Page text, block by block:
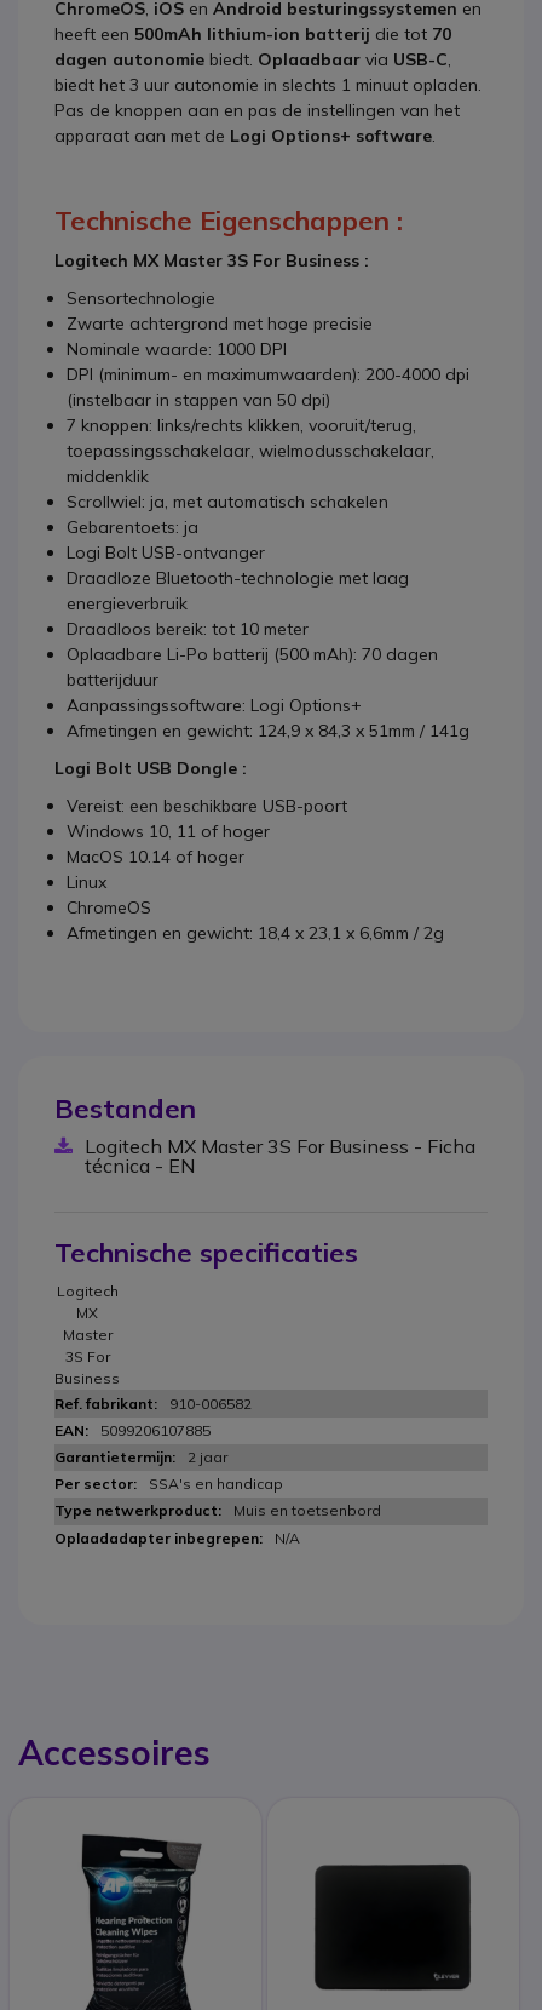
ChromeOS iOS en Android besturingssystemen en
heeft een 500mAh lithium-ion batterij die tot 70
dagen autonomie biedt. Oplaadbaar via USB-C
biedt het 3 uur autonomie in slechts 1 minuut opladen.
Pas de knoppen aan en pas de instellingen van het
apparaat aan met de Logi Options+ software
Technische Eigenschappen :
Logitech MX Master 3S For Business :
Sensortechnologie
Zwarte achtergrond met hoge precisie
Nominale waarde: 1000 DPI
DPI (minimum- en maximumwaarden): 200-4000 dpi
(instelbaar in stappen van 50 dpi)
7 knoppen: links/rechts klikken, vooruit/terug,
toepassingsschakelaar, wielmodusschakelaar,
middenklik
Scrollwiel: ja, met automatisch schakelen
Gebarentoets: ja
Logi Bolt USB-ontvanger
Draadloze Bluetooth-technologie met laag
energieverbruik
Draadloos bereik: tot 10 meter
Oplaadbare Li-Po batterij (500 mAh): 70 dagen
batterijduur
Aanpassingssoftware: Logi Options+
Afmetingen en gewicht: 124,9 x 84,3 x 51mm / 141g
Logi Bolt USB Dongle :
Vereist: een beschikbare USB-poort
Windows 10, 11 of hoger
MacOS 10.14 of hoger
Linux
ChromeOS
Afmetingen en gewicht: 18,4 x 23,1 x 6,6mm / 2g
Bestanden
Logitech MX Master 3S For Business - Ficha
técnica - EN
Technische specificaties
Logitech
MX
Master
3S For
Business
910-006582
5099206107885
2 jaar
SSA's en handicap
Muis en toetsenbord
N/A
Accessoires